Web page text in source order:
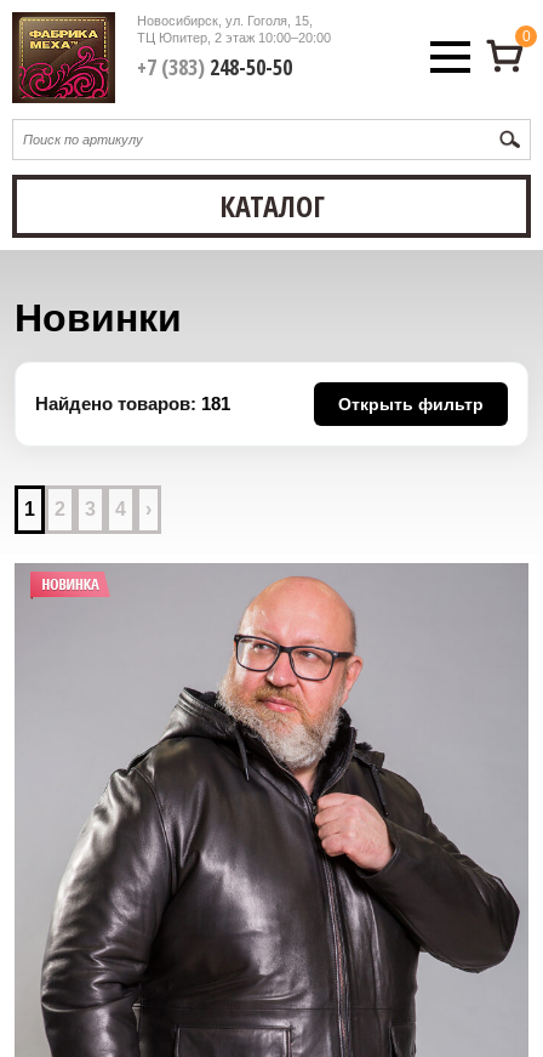
Новосибирск, ул. Гоголя, 15,
ТЦ Юпитер, 2 этаж10:00–20:00
+7 (383)248-50-50
0
КАТАЛОГ
Новинки
Найдено товаров: 181 Открыть фильтр
1 2 3 4 ›